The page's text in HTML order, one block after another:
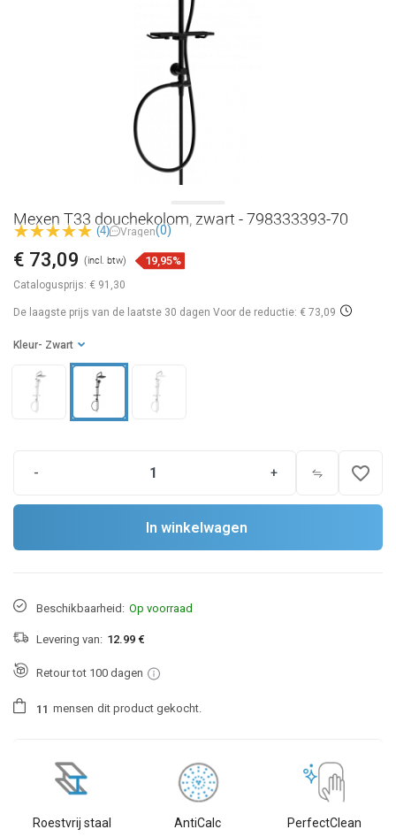
Mexen T33 douchekolom, zwart - 798333393-70
(4) Vragen(0)
Catalogusprijs: € 91,30
€ 73,09 (incl. btw) 19,95%
De laagste prijs van de laatste 30 dagen Voor de reductie: € 73,09
Kleur - Zwart
- + favorite_border
In winkelwagen
Beschikbaarheid: Op voorraad
Levering van: 12.99 €
Retour tot 100 dagen
1 1 mensen dit product gekocht.
Roestvrij staal AntiCalc PerfectClean